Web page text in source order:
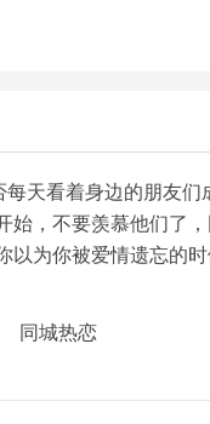
天看着身边的朋友
，不要羡慕他们了
以为你被爱情遗忘的